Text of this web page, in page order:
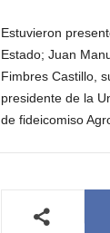
Estuvieron
Estado; Juan
Fimbres Castillo,
presidente de la
de fideicomiso